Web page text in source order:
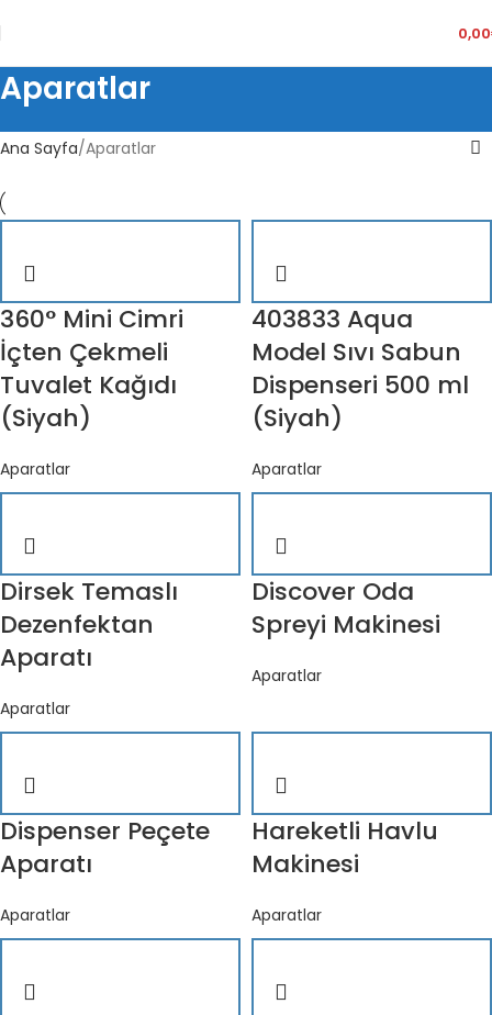
0,00
Aparatlar
Ana Sayfa Aparatlar
360° Mini Cimri
İçten Çekmeli
Tuvalet Kağıdı
(Siyah)
Aparatlar
403833 Aqua
Model Sıvı Sabun
Dispenseri 500 ml
(Siyah)
Aparatlar
Dirsek Temaslı
Dezenfektan
Aparatı
Aparatlar
Discover Oda
Spreyi Makinesi
Aparatlar
Dispenser Peçete
Aparatı
Aparatlar
Hareketli Havlu
Makinesi
Aparatlar